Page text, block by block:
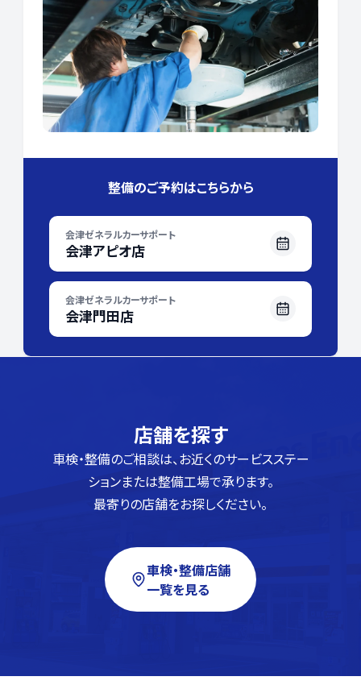
整備のご予約はこちらから
会津ゼネラルカーサポート
会津アピオ店
会津ゼネラルカーサポート
会津門田店
店舗を探す
車検・整備のご相談は、お近くのサービスステー
ションまたは整備工場で承ります。
最寄りの店舗をお探しください。
車検・整備店舗
一覧を見る